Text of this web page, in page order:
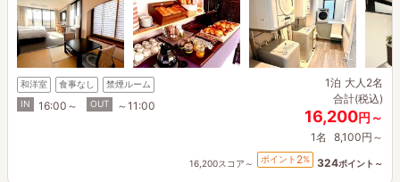
和洋室 食事なし
禁煙ルーム
IN
16:00～ OUT ～11:00
1泊 大人2名
合計(税込)
16,200円～
1名 8,100円～
16,200スコア～ ポイント 2% 324ポイント～